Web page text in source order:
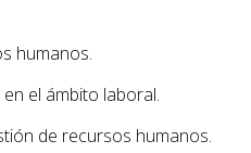
humanos.
el ámbito laboral.
de recursos humanos.